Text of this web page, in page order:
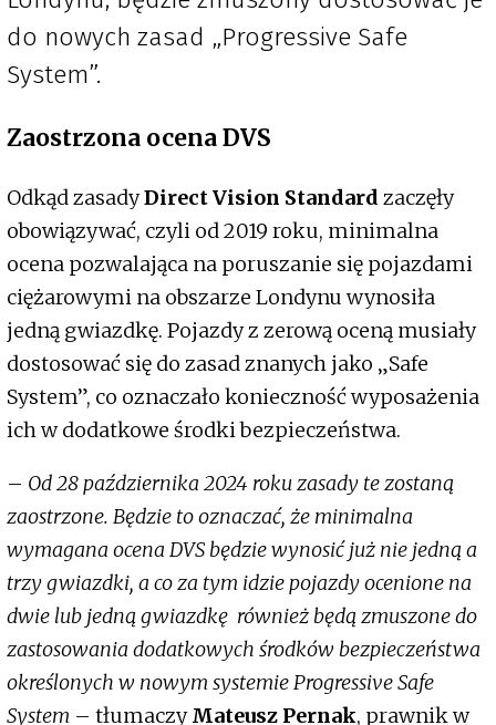
do nowych zasad „Progressive Safe
System”.
Zaostrzona ocena DVS
Odkąd zasadyDirect Vision Standard zaczęły
obowiązywać, czyli od 2019 roku, minimalna
ocena pozwalająca na poruszanie się pojazdami
ciężarowymi na obszarze Londynu wynosiła
jedną gwiazdkę. Pojazdy z zerową oceną musiały
dostosować się do zasad znanych jako „Safe
System”, co oznaczało konieczność wyposażenia
ich w dodatkowe środki bezpieczeństwa.
– Od 28 października 2024 roku zasady te zostaną
zaostrzone. Będzie to oznaczać, że minimalna
wymagana ocena DVS będzie wynosić już nie jedną a
trzy gwiazdki, a co za tym idzie pojazdy ocenione na
dwie lub jedną gwiazdkę również będą zmuszone do
zastosowania dodatkowych środków bezpieczeństwa
określonych w nowym systemie Progressive Safe
System – tłumaczyMateusz Pernak, prawnik w